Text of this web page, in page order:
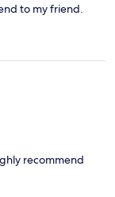
to my friend.
recommend